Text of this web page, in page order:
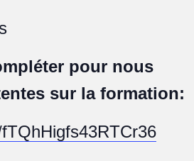
pour nous
sur la formation: